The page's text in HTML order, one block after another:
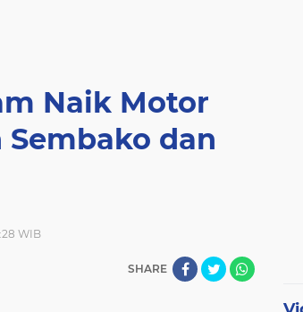
Naik Motor
dan
WIB
SHARE